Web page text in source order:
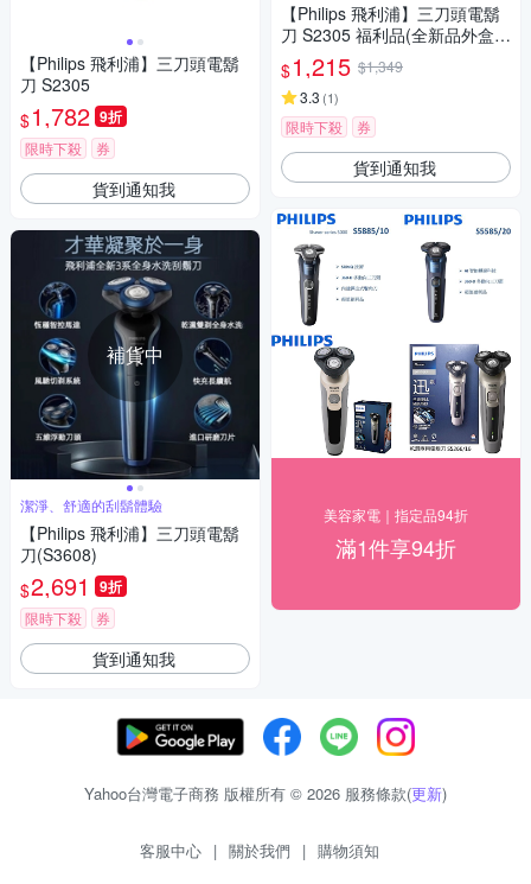
【Philips 飛利浦】三刀頭電鬍
刀 S2305
$1,782 9折
限時下殺 券
貨到通知我
補貨中
潔淨、舒適的刮鬍體驗
【Philips 飛利浦】三刀頭電鬍
刀(S3608)
$2,691 9折
限時下殺 券
貨到通知我
【Philips 飛利浦】三刀頭電鬍
刀 S2305 福利品(全新品外盒凹
損)
$1,215 $1,349
3.3 (1)
限時下殺 券
貨到通知我
美容家電｜指定品94折
滿1件享94折
Yahoo台灣電子商務 版權所有 © 2026 服務條款(更新)
客服中心 | 關於我們 | 購物須知